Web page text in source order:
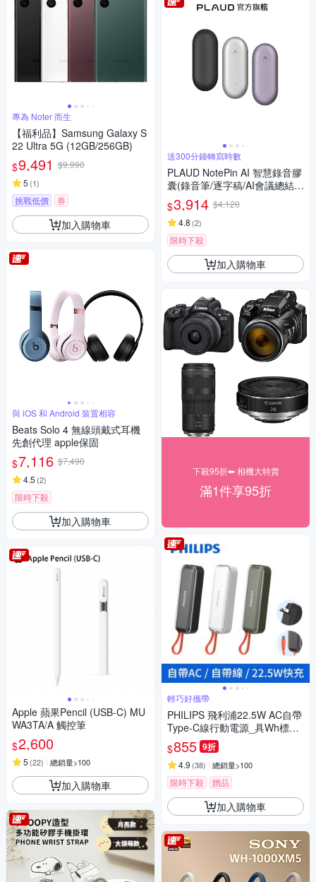
專為 Noter 而生
【福利品】Samsung Galaxy S
22 Ultra 5G (12GB/256GB)
$9,491 $9,990
5 (1)
挑戰低價 券
加入購物車
與 iOS 和 Android 裝置相容
Beats Solo 4 無線頭戴式耳機
先創代理 apple保固
$7,116 $7,490
4.5 (2)
限時下殺
加入購物車
Apple 蘋果Pencil (USB-C) MU
WA3TA/A 觸控筆
$2,600
5 (22) 總銷量>100
加入購物車
送300分鐘轉寫時數
PLAUD NotePin AI 智慧錄音膠
囊(錄音筆/逐字稿/AI會議總結/
可穿戴)
$3,914 $4,120
4.8 (2)
限時下殺
加入購物車
下殺95折⬅︎ 相機大特賣
滿1件享95折
輕巧好攜帶
PHILIPS 飛利浦22.5W AC自帶
Type-C線行動電源_具Wh標示
DLP5201C
$855 9折
4.9 (38) 總銷量>100
限時下殺 贈品
加入購物車